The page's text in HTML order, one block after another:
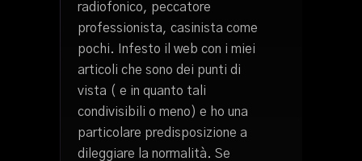
radiofonico, peccatore
professionista, casinista come
pochi. Infesto il web con i miei
articoli che sono dei punti di
vista ( e in quanto tali
condivisibili o meno) e ho una
particolare predisposizione a
dileggiare la normalità. Se